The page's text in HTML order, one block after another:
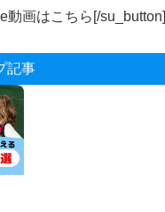
動画はこちら[/su_button]
記事